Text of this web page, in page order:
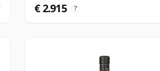
€ 2.915 ?